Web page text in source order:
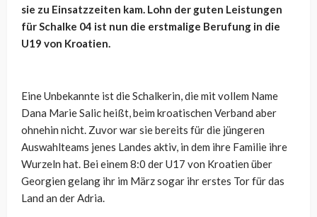
sie zu Einsatzzeiten kam. Lohn der guten Leistungen
für Schalke 04 ist nun die erstmalige Berufung in die
U19 von Kroatien.
Eine Unbekannte ist die Schalkerin, die mit vollem Name
Dana Marie Salic heißt, beim kroatischen Verband aber
ohnehin nicht. Zuvor war sie bereits für die jüngeren
Auswahlteams jenes Landes aktiv, in dem ihre Familie ihre
Wurzeln hat. Bei einem 8:0 der U17 von Kroatien über
Georgien gelang ihr im März sogar ihr erstes Tor für das
Land an der Adria.